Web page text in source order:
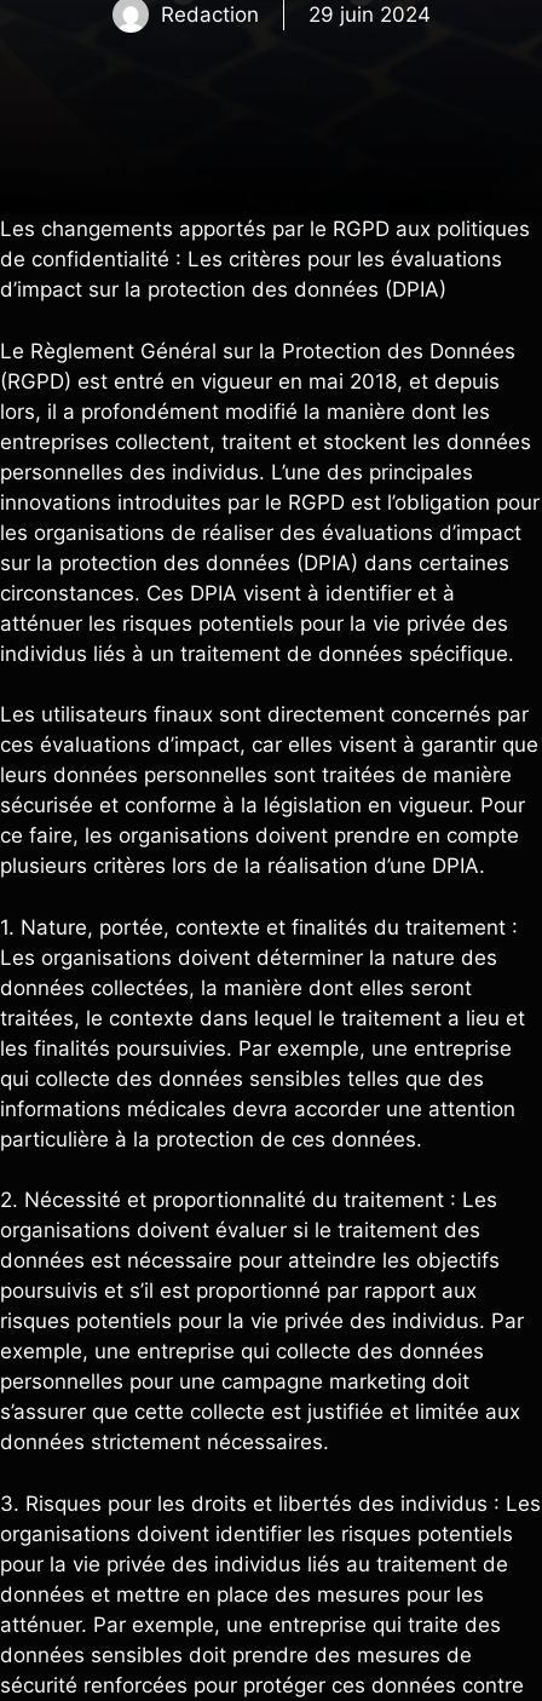
Redaction 29 juin 2024
Les changements apportés par le RGPD aux politiques
de confidentialité : Les critères pour les évaluations
d’impact sur la protection des données (DPIA)
Le Règlement Général sur la Protection des Données
(RGPD) est entré en vigueur en mai 2018, et depuis
lors, il a profondément modifié la manière dont les
entreprises collectent, traitent et stockent les données
personnelles des individus. L’une des principales
innovations introduites par le RGPD est l’obligation pour
les organisations de réaliser des évaluations d’impact
sur la protection des données (DPIA) dans certaines
circonstances. Ces DPIA visent à identifier et à
atténuer les risques potentiels pour la vie privée des
individus liés à un traitement de données spécifique.
Les utilisateurs finaux sont directement concernés par
ces évaluations d’impact, car elles visent à garantir que
leurs données personnelles sont traitées de manière
sécurisée et conforme à la législation en vigueur. Pour
ce faire, les organisations doivent prendre en compte
plusieurs critères lors de la réalisation d’une DPIA.
1. Nature, portée, contexte et finalités du traitement :
Les organisations doivent déterminer la nature des
données collectées, la manière dont elles seront
traitées, le contexte dans lequel le traitement a lieu et
les finalités poursuivies. Par exemple, une entreprise
qui collecte des données sensibles telles que des
informations médicales devra accorder une attention
particulière à la protection de ces données.
2. Nécessité et proportionnalité du traitement : Les
organisations doivent évaluer si le traitement des
données est nécessaire pour atteindre les objectifs
poursuivis et s’il est proportionné par rapport aux
risques potentiels pour la vie privée des individus. Par
exemple, une entreprise qui collecte des données
personnelles pour une campagne marketing doit
s’assurer que cette collecte est justifiée et limitée aux
données strictement nécessaires.
3. Risques pour les droits et libertés des individus : Les
organisations doivent identifier les risques potentiels
pour la vie privée des individus liés au traitement de
données et mettre en place des mesures pour les
atténuer. Par exemple, une entreprise qui traite des
données sensibles doit prendre des mesures de
sécurité renforcées pour protéger ces données contre